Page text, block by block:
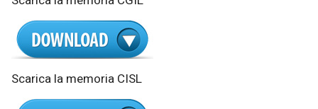
Scarica la memoria CISL